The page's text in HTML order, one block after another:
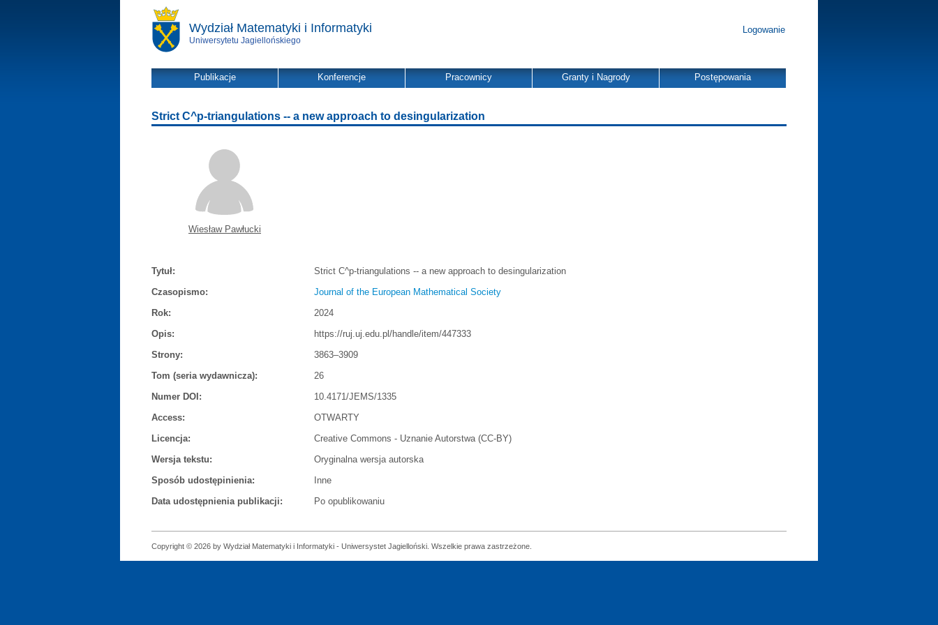
Wydział Matematyki i Informatyki
Uniwersytetu Jagiellońskiego
Logowanie
Publikacje Konferencje Pracownicy Granty i Nagrody Postępowania
Strict C^p-triangulations -- a new approach to desingularization
Wiesław Pawłucki
Tytuł:
Strict C^p-triangulations -- a new approach to desingularization
Czasopismo:
Journal of the European Mathematical Society
Rok:
2024
Opis:
https://ruj.uj.edu.pl/handle/item/447333
Strony:
3863–3909
Tom (seria wydawnicza):
26
Numer DOI:
10.4171/JEMS/1335
Access:
OTWARTY
Licencja:
Creative Commons - Uznanie Autorstwa (CC-BY)
Wersja tekstu:
Oryginalna wersja autorska
Sposób udostępinienia:
Inne
Data udostępnienia publikacji:
Po opublikowaniu
Copyright © 2026 by Wydział Matematyki i Informatyki - Uniwersystet Jagielloński. Wszelkie prawa zastrzeżone.